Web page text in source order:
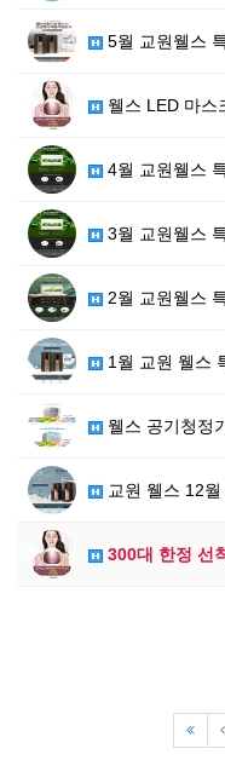
5월 교원웰스
웰스 LED 마
4월 교원웰스
3월 교원웰스
2월 교원웰스
1월 교원 웰스
웰스 공기청정
교원 웰스 12
300대 한정 선